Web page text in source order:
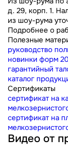
д. 29, корп. 1.
из шоу-рума
Подробнее о
Полезные
руководство
новинки форм
гарантийный
каталог
Сертификаты
сертификат на
сертификат на
Видео от